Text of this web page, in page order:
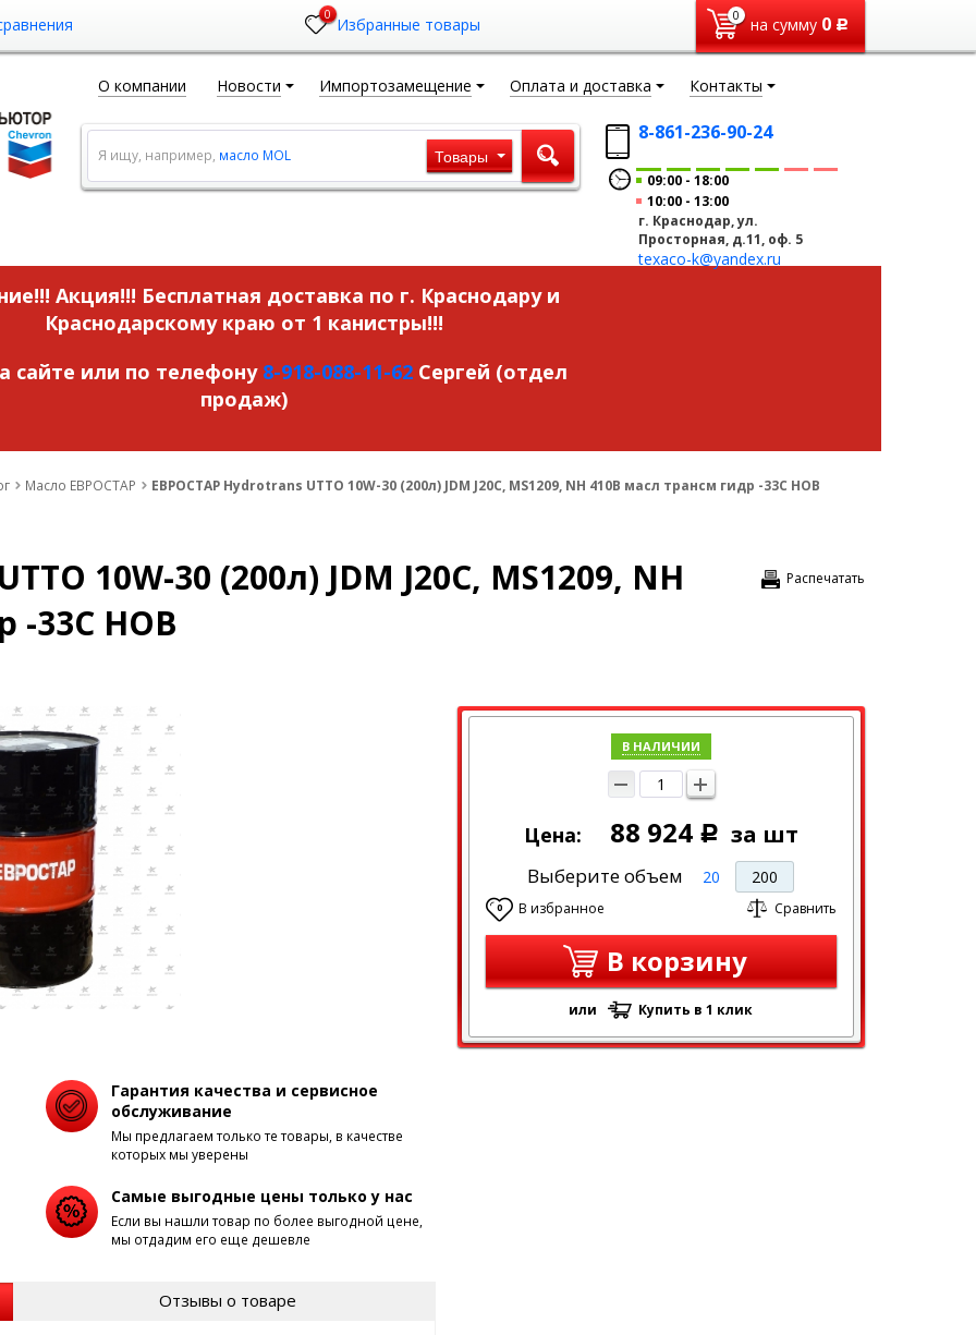
0 Избранные товары 0 на сумму 0 Р
О компании Новости Импортозамещение Оплата и доставка Контакты
8-861-236-90-24
09:00
18:00
10:00
13:00
г. Краснодар, ул.
Просторная, д.11, оф. 5
texaco-k@yandex.ru
Я ищу, например, масло MOL Товары
Акция!!! Бесплатная доставка по г. Краснодару и
Краснодарскому краю от 1 канистры!!!
сайте или по телефону 8-918-088-11-62Сергей (отдел
продаж)
Масло ЕВРОСТАР ЕВРОСТАР Hydrotrans UTTO 10W-30 (200л) JDM J20C, MS1209, NH 410B масл трансм гидр -33С НОВ
Распечатать
10W-30 (200л) JDM J20C, MS1209, NH
-33С НОВ
В НАЛИЧИИ
Цена: 88 924 Р за шт
Выберите объем 20 200
0 В избранное Сравнить
В корзину
или Купить в 1 клик
Гарантия качества и сервисное
обслуживание
Мы предлагаем только те товары, в качестве
которых мы уверены
Самые выгодные цены только у нас
Если вы нашли товар по более выгодной цене,
мы отдадим его еще дешевле
Отзывы о товаре